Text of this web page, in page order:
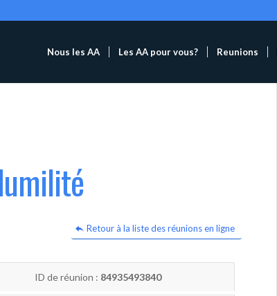
Nous les AA Les AA pour vous? Reunions
Retour à la liste des réunions en ligne
ID de réunion : 84935493840